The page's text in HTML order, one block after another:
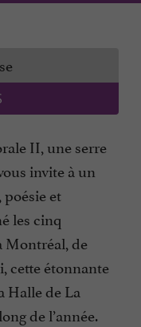
II, une serre
invite à un
et
les cinq
Montréal, de
cette étonnante
Halle de La
de l’année.